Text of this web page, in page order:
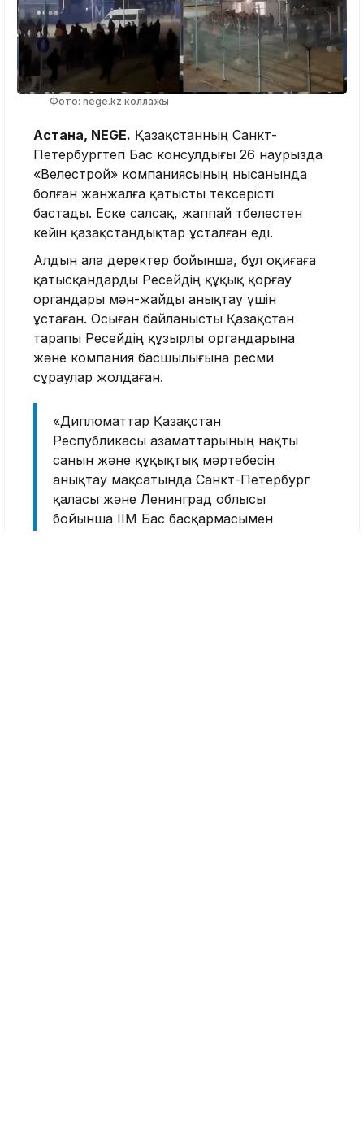
Фото: nege.kz коллажы
Астана, NEGE. Қазақстанның Санкт-
Петербургтегі Бас консулдығы 26 наурызда
«Велестрой» компаниясының нысанында
болған жанжалға қатысты тексерісті
бастады. Еске салсақ, жаппай төбелестен
кейін қазақстандықтар ұсталған еді.
Алдын ала деректер бойынша, бұл оқиғаға
қатысқандарды Ресейдің құқық қорғау
органдары мән-жайды анықтау үшін
ұстаған. Осыған байланысты Қазақстан
тарапы Ресейдің құзырлы органдарына
және компания басшылығына ресми
сұраулар жолдаған.
«Дипломаттар Қазақстан
Республикасы азаматтарының нақты
санын және құқықтық мәртебесін
анықтау мақсатында Санкт-Петербург
қаласы және Ленинград облысы
бойынша ІІМ Бас басқармасымен